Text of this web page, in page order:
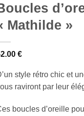
Mathilde »
€
style rétro chic et
raviront par leur
boucles d’oreille